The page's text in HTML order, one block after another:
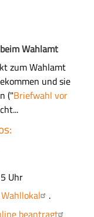
Wahlamt
zum Wahlamt
und sie
("Briefwahl vor
Uhr
Wahllokal
.
beantragt